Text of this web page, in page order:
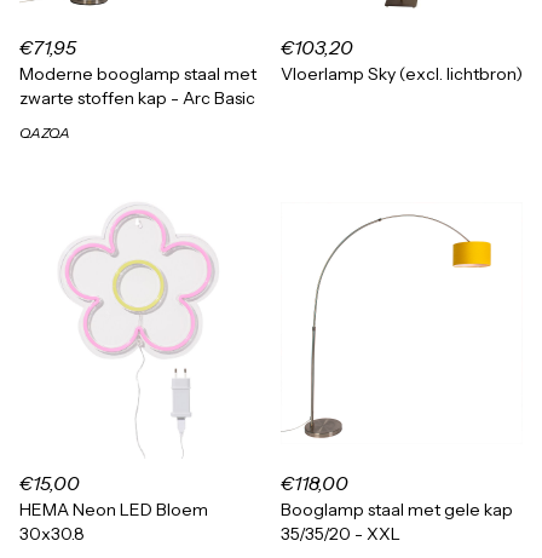
€71,95
Moderne booglamp staal met
zwarte stoffen kap - Arc Basic
QAZQA
€103,20
Vloerlamp Sky (excl. lichtbron)
€15,00
HEMA Neon LED Bloem
30x30.8
€118,00
Booglamp staal met gele kap
35/35/20 - XXL